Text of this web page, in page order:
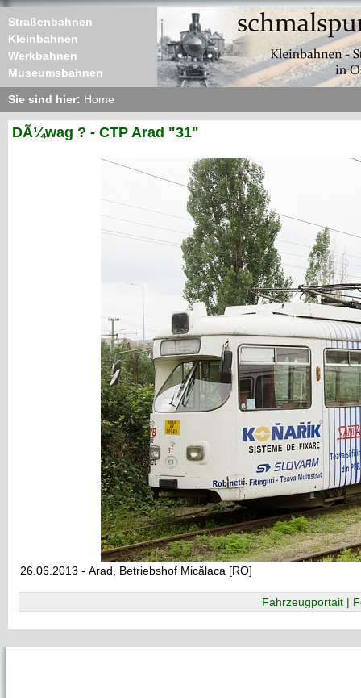
Straßenbahnen
Kleinbahnen
Werkbahnen
Museumsbahnen
Sie sind hier: Home
DÃ¼wag ? - CTP Arad "31"
26.06.2013 - Arad, Betriebshof Micălaca [RO]
Fahrzeugportait |